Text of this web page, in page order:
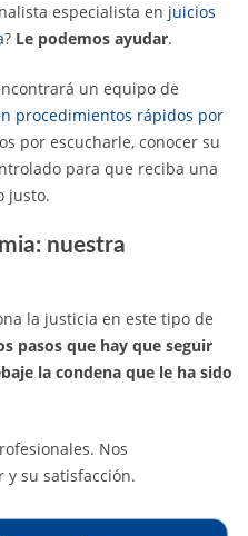
especialista en juicios
? Le podemos ayudar.
un equipo de
procedimientos rápidos por
por escucharle, conocer su
para que reciba una
justo.
nuestra
la justicia en este tipo de
pasos que hay que seguir
la condena que le ha sido
Nos
y su satisfacción.